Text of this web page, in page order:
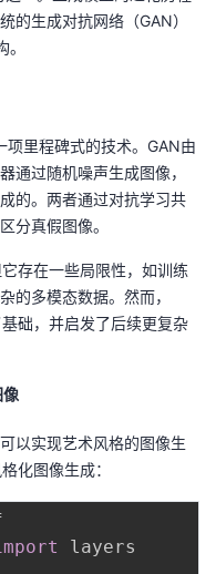
的生成对抗网络（GAN）
项里程碑式的技术。GAN由
通过随机噪声生成图像，
的。两者通过对抗学习共
分真假图像。
存在一些局限性，如训练
的多模态数据。然而，
础，并启发了后续更复杂
像
以实现艺术风格的图像生
化图像生成：